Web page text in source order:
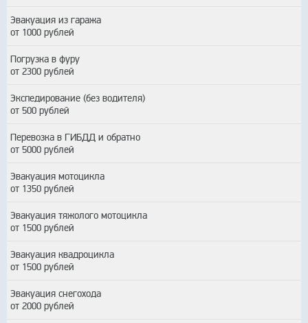
Эвакуация из гаража
от 1000 рублей
Погрузка в фуру
от 2300 рублей
Экспедирование (без водителя)
от 500 рублей
Перевозка в ГИБДД и обратно
от 5000 рублей
Эвакуация мотоцикла
от 1350 рублей
Эвакуация тяжолого мотоцикла
от 1500 рублей
Эвакуация квадроцикла
от 1500 рублей
Эвакуация снегохода
от 2000 рублей